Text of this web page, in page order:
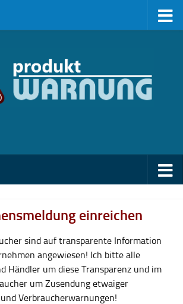
einreichen
sind auf transparente Information
angewiesen! Ich bitte alle
Händler um diese Transparenz und im
um Zusendung etwaiger
Verbraucherwarnungen!